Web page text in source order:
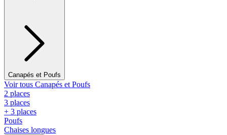
Canapés et Poufs
Voir tous Canapés et Poufs
2 places
3 places
+ 3 places
Poufs
Chaises longues